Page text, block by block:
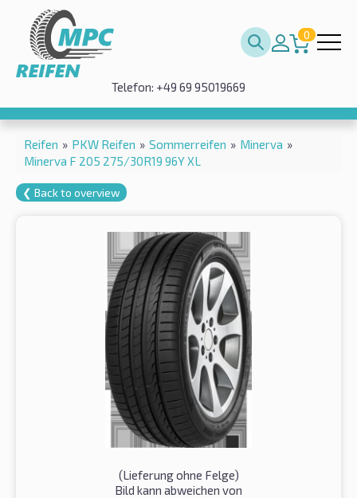
0
Telefon: +49 69 95019669
Reifen » PKW Reifen » Sommerreifen » Minerva »
Minerva F 205 275/30R19 96Y XL
❮ Back to overview
(Lieferung ohne Felge)
Bild kann abweichen von